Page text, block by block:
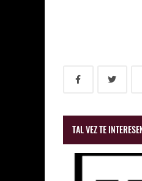
TAL VEZ TE